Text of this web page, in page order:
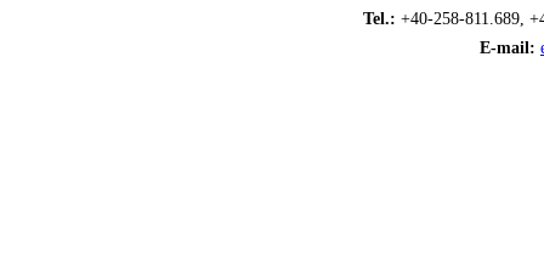
Tel.: +40-258-811.689,
E-mail: